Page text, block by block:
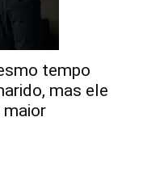
tempo
mas ele
maior